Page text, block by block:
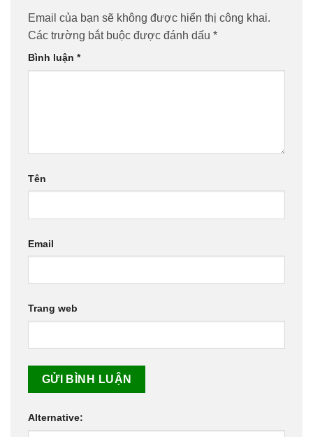
Email của bạn sẽ không được hiển thị công khai.
Các trường bắt buộc được đánh dấu *
Bình luận *
Tên
Email
Trang web
Alternative: